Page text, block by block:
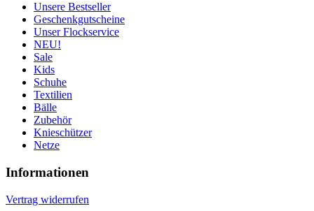
Unsere Bestseller
Geschenkgutscheine
Unser Flockservice
NEU!
Sale
Kids
Schuhe
Textilien
Bälle
Zubehör
Knieschützer
Netze
Informationen
Vertrag widerrufen